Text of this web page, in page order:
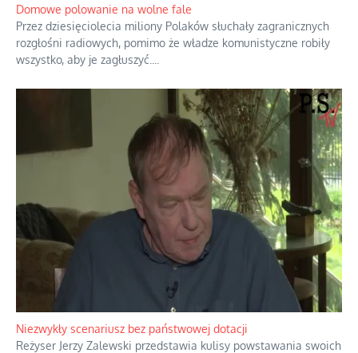
Domowe polowanie na wolne fale
Przez dziesięciolecia miliony Polaków słuchały zagranicznych
rozgłośni radiowych, pomimo że władze komunistyczne robiły
wszystko, aby je zagłuszyć.
Niezwykły scenariusz bez państwowej dotacji
Reżyser Jerzy Zalewski przedstawia kulisy powstawania swoich